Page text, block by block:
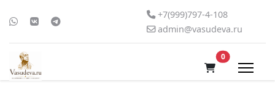
+7(999)797-4-108
admin@vasudeva.ru
0В корзину